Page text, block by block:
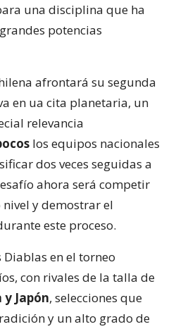
una disciplina que ha
potencias
afrontará su segunda
en ua cita planetaria, un
relevancia
los equipos nacionales
dos veces seguidas a
ahora será competir
y demostrar el
este proceso.
en el torneo
con rivales de la talla de
Japón, selecciones que
y un alto grado de